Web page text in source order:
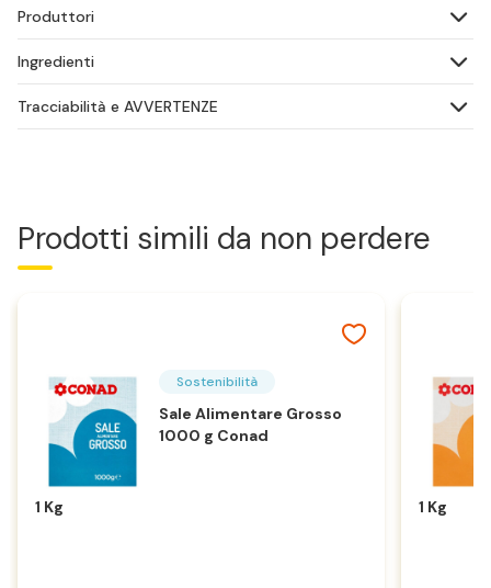
Produttori
Ingredienti
Tracciabilità e AVVERTENZE
Prodotti simili da non perdere
Sostenibilità
Sale Alimentare Grosso
1000 g Conad
1 Kg 1 Kg